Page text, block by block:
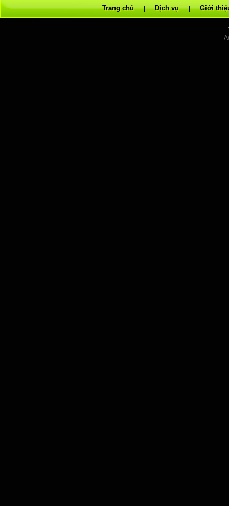
Trang chủ | Dịch vụ | Giới